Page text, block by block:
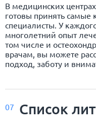
В медицинских
готовы принять
специалисты. У
многолетний опыт
том числе и
врачам, вы можете
подход, заботу и
07 Список